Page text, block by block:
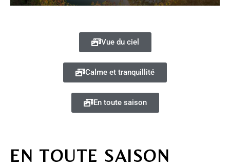
Vue du ciel
Calme et tranquillité
En toute saison
EN TOUTE SAISON